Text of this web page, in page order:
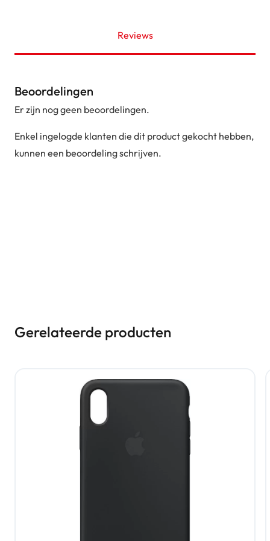
Reviews
Beoordelingen
Er zijn nog geen beoordelingen.
Enkel ingelogde klanten die dit product gekocht hebben,
kunnen een beoordeling schrijven.
Gerelateerde producten